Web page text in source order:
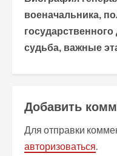
ж
и
ч
т
военачальника,
судьба, важные
Добавить
Для отправки
авторизоваться.